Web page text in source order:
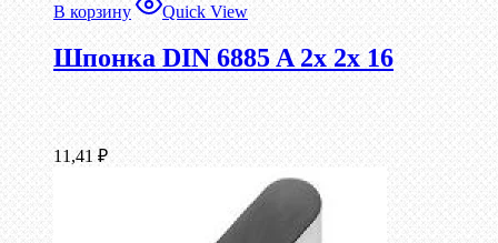
В корзину Quick View
Шпонка DIN 6885 A 2x 2x 16
11,41 ₽